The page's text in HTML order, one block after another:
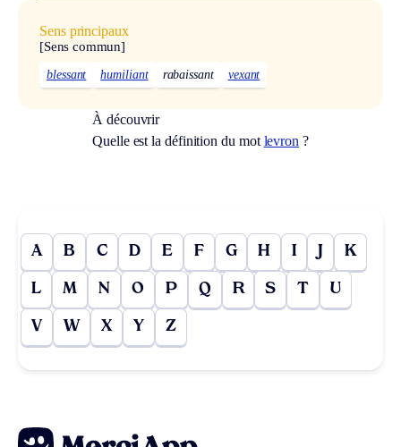
Sens principaux
[Sens commun]
blessant humiliant rabaissant vexant
À découvrir
Quelle est la définition du mot levron ?
A B C D E F G H I J K
L M N O P Q R S T U
V W X Y Z